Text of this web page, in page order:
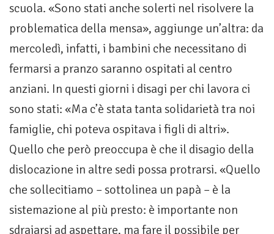
scuola. «Sono stati anche solerti nel risolvere la
problematica della mensa», aggiunge un’altra: da
mercoledì, infatti, i bambini che necessitano di
fermarsi a pranzo saranno ospitati al centro
anziani. In questi giorni i disagi per chi lavora ci
sono stati: «Ma c’è stata tanta solidarietà tra noi
famiglie, chi poteva ospitava i figli di altri».
Quello che però preoccupa è che il disagio della
dislocazione in altre sedi possa protrarsi. «Quello
che sollecitiamo – sottolinea un papà – è la
sistemazione al più presto: è importante non
sdraiarsi ad aspettare, ma fare il possibile per